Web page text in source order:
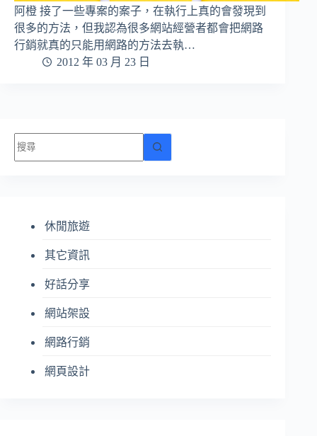
阿橙 接了一些專案的案子，在執行上真的會發現到
很多的方法，但我認為很多網站經營者都會把網路
行銷就真的只能用網路的方法去執…
2012 年 03 月 23 日
找
不
休閒旅遊
其它資訊
好話分享
網站架設
網路行銷
網頁設計